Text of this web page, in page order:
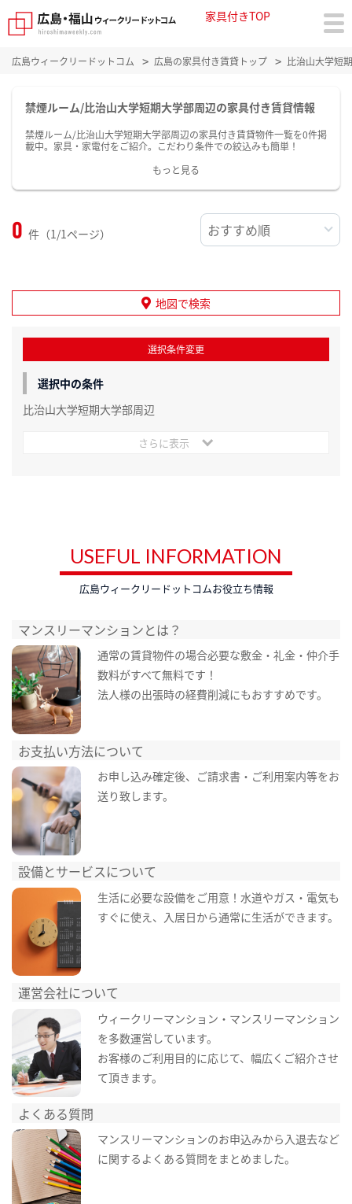
家具付きTOP
広島ウィークリードットコム 広島の家具付き賃貸トップ 比治山大学短
禁煙ルーム/比治山大学短期大学部周辺の家具付き賃貸情報
禁煙ルーム/比治山大学短期大学部周辺の家具付き賃貸物件一覧を0件掲
載中。家具・家電付をご紹介。こだわり条件での絞込みも簡単！
もっと見る
0 件（1/1ページ）
地図で検索
選択条件変更
選択中の条件
比治山大学短期大学部周辺
さらに表示
USEFUL INFORMATION
広島ウィークリードットコムお役立ち情報
マンスリーマンションとは？
通常の賃貸物件の場合必要な敷金・礼金・仲介手
数料がすべて無料です！
法人様の出張時の経費削減にもおすすめです。
お支払い方法について
お申し込み確定後、ご請求書・ご利用案内等をお
送り致します。
設備とサービスについて
生活に必要な設備をご用意！水道やガス・電気も
すぐに使え、入居日から通常に生活ができます。
運営会社について
ウィークリーマンション・マンスリーマンション
を多数運営しています。
お客様のご利用目的に応じて、幅広くご紹介させ
て頂きます。
よくある質問
マンスリーマンションのお申込みから入退去など
に関するよくある質問をまとめました。